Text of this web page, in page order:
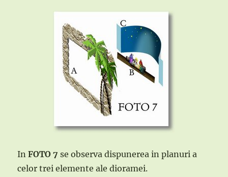
InFOTO 7 se observa dispunerea in planuri a
celor trei elemente ale dioramei.